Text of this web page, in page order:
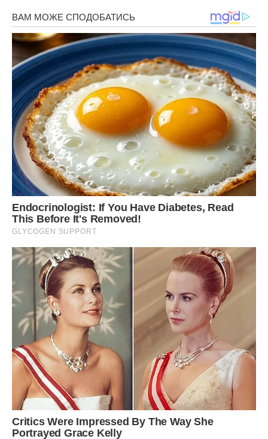
Першим шаром буде куряче філе, на ньому робимо
сіточку з майонезу.
Потім викладаємо яйця, змащуємо майонезом.
Далі чергуємо в такому порядку: зелена цибуля, сіль за
смаком, майонез, тертий сир, майонез.
Останнім шаром викладаємо тертий редис, прикрашаємо
смужками огірка.
Салат «Улюблена дочка» виходить повітряним і пишним:
за рахунок того, що всі інгредієнти ми викладаємо
продукти відмінно поєднуються, створюючи легкий,
ніжний, освіжаючий смак.